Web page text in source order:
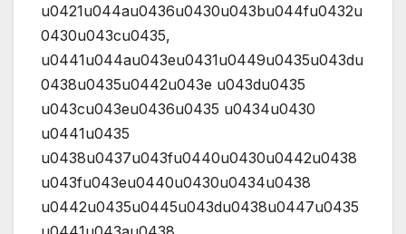
u0421u044au0436u0430u043bu044fu0432u
0430u043cu0435,
u0441u044au043eu0431u0449u0435u043du
0438u0435u0442u043e u043du0435
u043cu043eu0436u0435 u0434u0430
u0441u0435
u0438u0437u043fu0440u0430u0442u0438
u043fu043eu0440u0430u0434u0438
u0442u0435u0445u043du0438u0447u0435